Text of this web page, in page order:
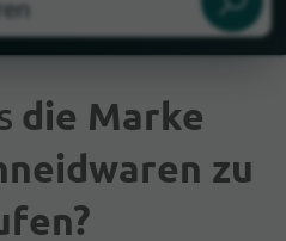
die Marke
zu